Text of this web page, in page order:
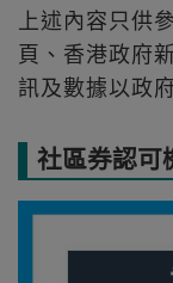
上述內容只供
頁、香港政府
訊及數據以政
社區券認可